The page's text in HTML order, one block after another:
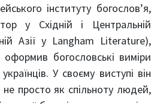
інституту богослов’я,
у Східній і Центральній
Азії у Langham Literature),
богословські виміри
У своєму виступі він
не просто як спільноту людей,